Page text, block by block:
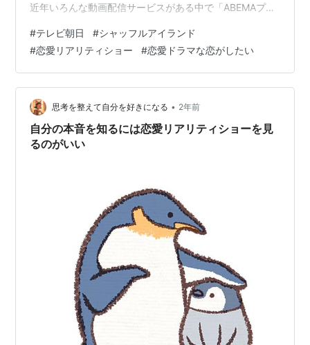
近年いろんな動画配信サービスがある中で「ABEMAプレ
スと差別化されており、幅広い世代から支持されてる充
実サービスです！ 月額960円かかりますが、DVDレンタ
ルだと4～5本借りると超えちゃいますよね 「ABEMAプ
レミアム」の作品数はなんと40,000作品以上！ これだけ
作品が充実してると、見たい作品がなくなる心配も不要
です！…
#テレビ朝日 #シャッフルアイランド
#恋愛リアリティショー #恋愛ドラマな恋がしたい
思考を整えて自分を好きになる • 2年前
自分の本音を知るには恋愛リアリティショーを見
るのがいい